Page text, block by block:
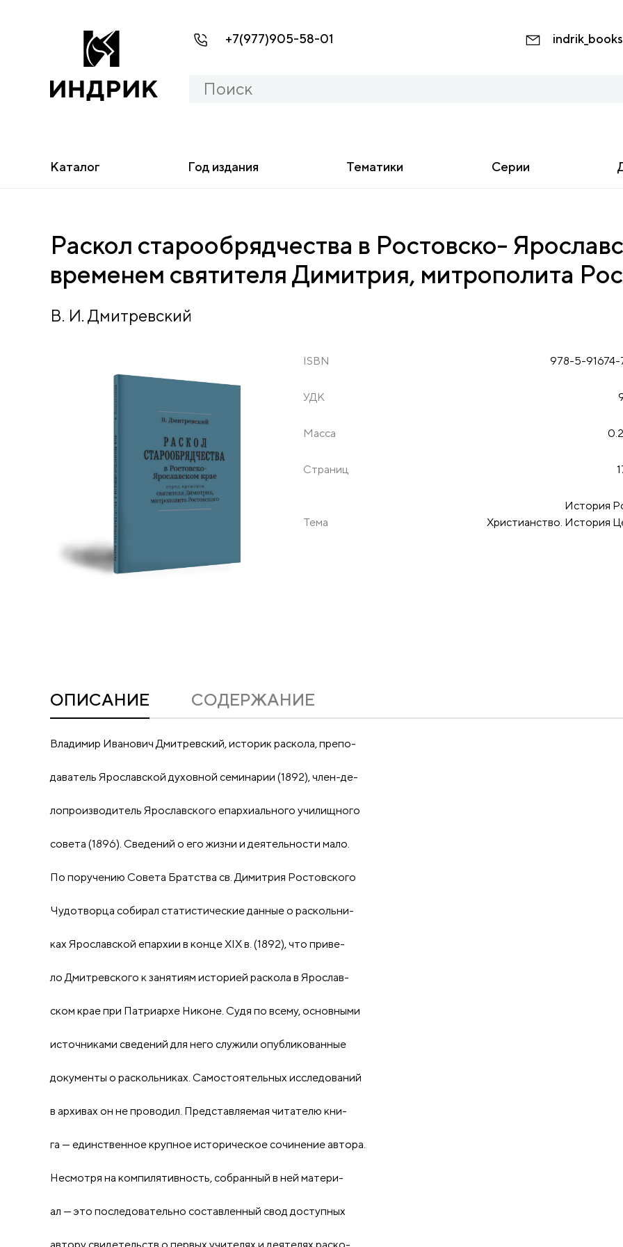
+7(977)905-58-01
Каталог Год издания Тематики Серии
Раскол старообрядчества в Ростовско-
временем святителя Димитрия, митрополита
В. И. Дмитревский
ISBN 978-5-91674-
УДК
Масса
Страниц
Тема
История
Христианство. История
ОПИСАНИЕ CОДЕРЖАНИЕ
Владимир Иванович Дмитревский, историк раскола, препо-
даватель Ярославской духовной семинарии (1892), член-де-
лопроизводитель Ярославского епархиального училищного
совета (1896). Сведений о его жизни и деятельности мало.
По поручению Совета Братства св. Димитрия Ростовского
Чудотворца собирал статистические данные о раскольни-
ках Ярославской епархии в конце XIX в. (1892), что приве-
ло Дмитревского к занятиям историей раскола в Ярослав-
ском крае при Патриархе Никоне. Судя по всему, основными
источниками сведений для него служили опубликованные
документы о раскольниках. Самостоятельных исследований
в архивах он не проводил. Представляемая читателю кни-
га — единственное крупное историческое сочинение автора.
Несмотря на компилятивность, собранный в ней матери-
ал — это последовательно составленный свод доступных